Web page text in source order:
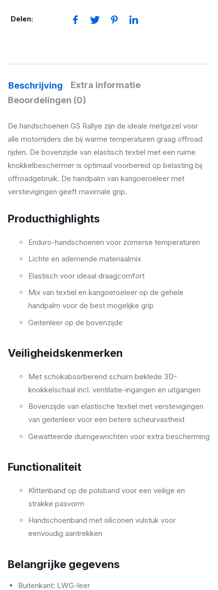
Delen:
Beschrijving
Extra informatie
Beoordelingen (0)
De handschoenen GS Rallye zijn de ideale metgezel voor
alle motorrijders die bij warme temperaturen graag offroad
rijden. De bovenzijde van elastisch textiel met een ruime
knokkelbeschermer is optimaal voorbereid op belasting bij
offroadgebruik. De handpalm van kangoeroeleer met
verstevigingen geeft maximale grip.
Producthighlights
Enduro-handschoenen voor zomerse temperaturen
Lichte en ademende materiaalmix
Elastisch voor ideaal draagcomfort
Mix van textiel en kangoeroeleer op de gehele
handpalm voor de best mogelijke grip
Geitenleer op de bovenzijde
Veiligheidskenmerken
Met schokabsorberend schuim beklede 3D-
knokkelschaal incl. ventilatie-ingangen en uitgangen
Bovenzijde van elastische textiel met verstevigingen
van geitenleer voor een betere scheurvastheid
Gewatteerde duimgewrichten voor extra bescherming
Functionaliteit
Klittenband op de polsband voor een veilige en
strakke pasvorm
Handschoenband met siliconen vulstuk voor
eenvoudig aantrekken
Belangrijke gegevens
Buitenkant: LWG-leer